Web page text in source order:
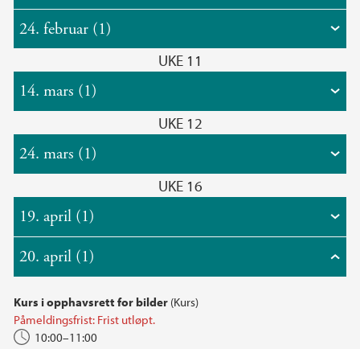
24. februar (1)
UKE 11
14. mars (1)
UKE 12
24. mars (1)
UKE 16
19. april (1)
20. april (1)
Kurs i opphavsrett for bilder (Kurs)
Påmeldingsfrist: Frist utløpt.
10:00–11:00